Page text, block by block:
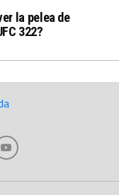
la pelea de
322?